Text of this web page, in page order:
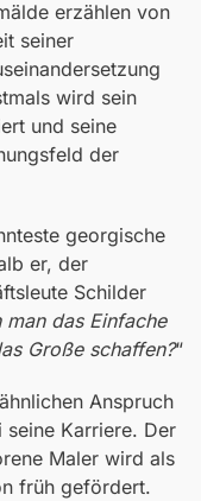
erzählen von
seiner
wird sein
und seine
der
georgische
er, der
Schilder
man das Einfache
Große schaffen?“
Anspruch
seine Karriere. Der
Maler wird als
früh gefördert.